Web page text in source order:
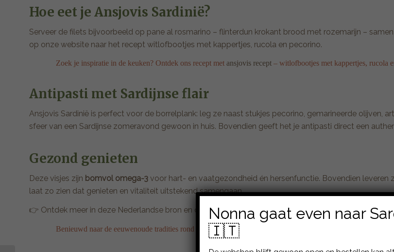
Hoe eet je Ansjovis Sardinië?
Serveer de filets bijvoorbeeld op pane al rosmarino – flinterdun krokant brood met rozemarijn –
op onze website naar het recept witlofbootjes met kappertjes, rucola en pecorino.
Zoek je inspiratie in de keuken? Ontdek ons recept met ansjovis recept– witlofbootjes met kappertjes, rucola
Antipasti met Sardijnse flair
Ansjovis Sardinië is perfect voor de borrelplank: leg ze naast stukjes pecorino, gemarineerde olijven,
sfeer van een Sardijnse zomeravond gewoon in huis. Bovendien geeft het je antipasti direct een
Gezond genieten
Deze visjes zijn bomvol omega-3voor hart- en vaatgezondheid én hersenfunctie. Bovendien leveren
laat zo zien dat genieten en vitaliteit uitstekend samengaan.
👉 Ontdek meer in deze Nederlandse bron en deze internationale bron.
Benieuwd naar de eeuwenoude tradities rond ansjovis cultuur
Nonna gaat even naar
🇮🇹